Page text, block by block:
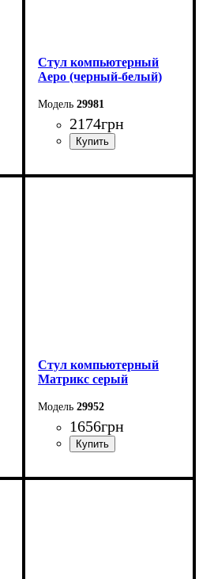
Стул компьютерный
Аеро (черный-белый)
29981
2174грн
Стул компьютерный
Матрикс серый
29952
1656грн